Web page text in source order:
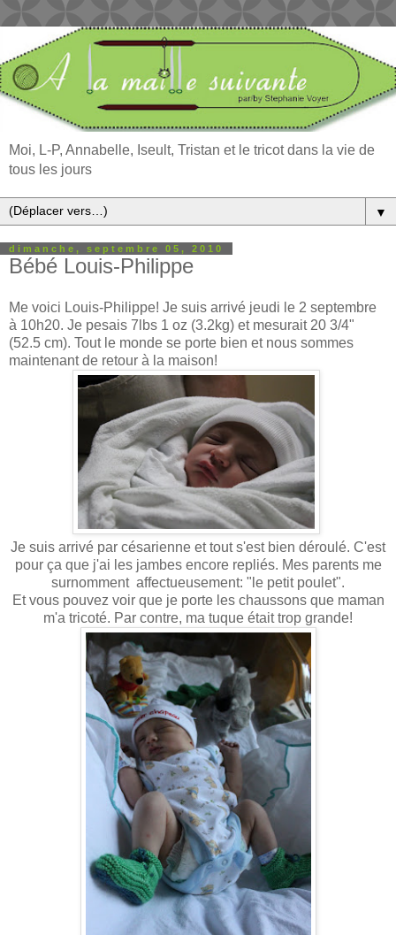
Moi, L-P, Annabelle, Iseult, Tristan et le tricot dans la vie de
tous les jours
▼
dimanche, septembre 05, 2010
Bébé Louis-Philippe
Me voici Louis-Philippe! Je suis arrivé jeudi le 2 septembre
à 10h20. Je pesais 7lbs 1 oz (3.2kg) et mesurait 20 3/4"
(52.5 cm). Tout le monde se porte bien et nous sommes
maintenant de retour à la maison!
Je suis arrivé par césarienne et tout s'est bien déroulé. C'est
pour ça que j'ai les jambes encore repliés. Mes parents me
surnomment affectueusement: "le petit poulet".
Et vous pouvez voir que je porte les chaussons que maman
m'a tricoté. Par contre, ma tuque était trop grande!